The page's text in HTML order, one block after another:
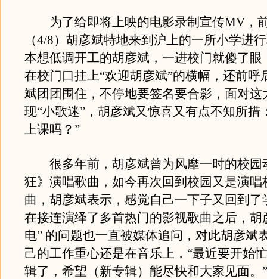
为了给即将上映的电影录制宣传MV，
（4/8）胡彦斌特地来到沪上的一所小学进
本想低调开工的胡彦斌，一进校门就傻了眼
在校门口挂上“欢迎胡彦斌”的横幅，还前呼
斌团团围住，不停地要签名要合影，面对这
现“小歌迷”，胡彦斌又惊喜又有点不知所措
上课吗？”
很多年前，胡彦斌曾为风靡一时的校园
狂》演唱歌曲，如今再次回到校园又是演唱
曲，胡彦斌表示，感觉自己一下子又回到了
在接连演绎了多首热门的影视歌曲之后，胡
电” 的问题也一直被媒体追问，对此胡彦斌
己的工作重心还是在音乐上，“最近要开始
辑了，希望（新专辑）能尽快和大家见面。”